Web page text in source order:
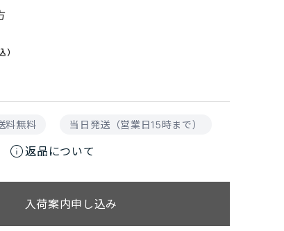
料無料 当日発送（営業日15時まで）
info返品について
入荷案内申し込み